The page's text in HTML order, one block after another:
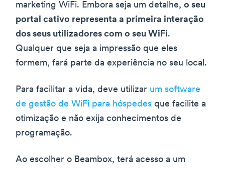
marketing WiFi. Embora seja um detalhe, o seu
portal cativo representa a primeira interação
dos seus utilizadores com o seu WiFi.
Qualquer que seja a impressão que eles
formem, fará parte da experiência no seu local.
Para facilitar a vida, deve utilizar um software
de gestão de WiFi para hóspedes que facilite a
otimização e não exija conhecimentos de
programação.
Ao escolher o Beambox, terá acesso a um